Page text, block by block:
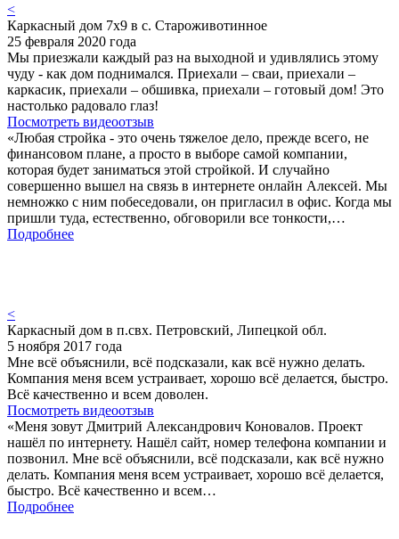
<
Каркасный дом 7х9 в с. Староживотинное
25 февраля 2020 года
Мы приезжали каждый раз на выходной и удивлялись этому
чуду - как дом поднимался. Приехали – сваи, приехали –
каркасик, приехали – обшивка, приехали – готовый дом! Это
настолько радовало глаз!
Посмотреть видеоотзыв
«Любая стройка - это очень тяжелое дело, прежде всего, не
финансовом плане, а просто в выборе самой компании,
которая будет заниматься этой стройкой. И случайно
совершенно вышел на связь в интернете онлайн Алексей. Мы
немножко с ним побеседовали, он пригласил в офис. Когда мы
пришли туда, естественно, обговорили все тонкости,…
Подробнее
<
Каркасный дом в п.свх. Петровский, Липецкой обл.
5 ноября 2017 года
Мне всё объяснили, всё подсказали, как всё нужно делать.
Компания меня всем устраивает, хорошо всё делается, быстро.
Всё качественно и всем доволен.
Посмотреть видеоотзыв
«Меня зовут Дмитрий Александрович Коновалов. Проект
нашёл по интернету. Нашёл сайт, номер телефона компании и
позвонил. Мне всё объяснили, всё подсказали, как всё нужно
делать. Компания меня всем устраивает, хорошо всё делается,
быстро. Всё качественно и всем…
Подробнее